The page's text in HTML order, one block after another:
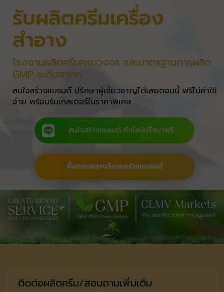
รับผลิตครีมเครื่อง
สำอาง
โรงงานผลิตครีมครบวงจร และมาตรฐานการผลิต
GMP ระดับสากล
สนใจสร้างแบรนด์ ปรีกษาผู้เชียวชาญได้เลยตอนนี้ ฟรีไม่ค่าใช้
จ่าย พร้อมรับเทสเตอร์ในราคาพิเศษ
สนใจสร้างแบรนด์ ทักไลน์ปรึกษาฟรี
ขั้นตอนและบริการสร้างแบรนด์
ติดต่อผลิตครีม/สอบถามเพิ่มเติม